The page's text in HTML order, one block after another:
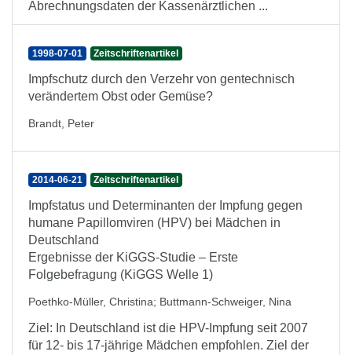
Abrechnungsdaten der Kassenärztlichen ...
1998-07-01 Zeitschriftenartikel
Impfschutz durch den Verzehr von gentechnisch
verändertem Obst oder Gemüse?
Brandt, Peter
2014-06-21 Zeitschriftenartikel
Impfstatus und Determinanten der Impfung gegen
humane Papillomviren (HPV) bei Mädchen in
Deutschland
Ergebnisse der KiGGS-Studie – Erste
Folgebefragung (KiGGS Welle 1)
Poethko-Müller, Christina; Buttmann-Schweiger, Nina
Ziel: In Deutschland ist die HPV-Impfung seit 2007
für 12- bis 17-jährige Mädchen empfohlen. Ziel der